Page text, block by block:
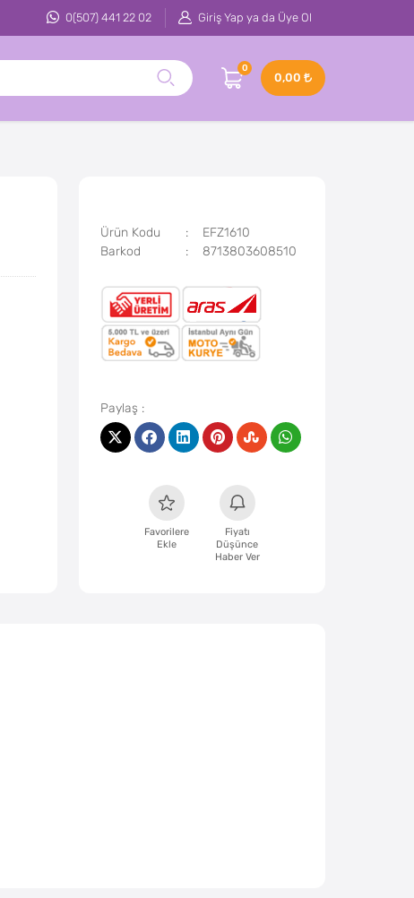
0(507) 441 22 02 Giriş Yap ya da Üye Ol
0
0,00
Ürün Kodu
EFZ1610
Barkod
8713803608510
Favorilere
Ekle
Fiyatı
Düşünce
Haber Ver